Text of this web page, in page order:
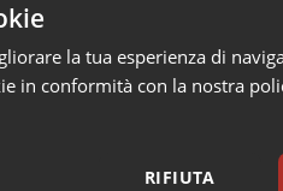
la tua esperienza di
in conformità con la nostra
RIFIUTA